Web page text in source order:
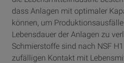
dass Anlagen mit optimaler
können, um
Lebensdauer der Anlagen zu
Schmierstoffe sind nach NSF
zufälligen Kontakt mit